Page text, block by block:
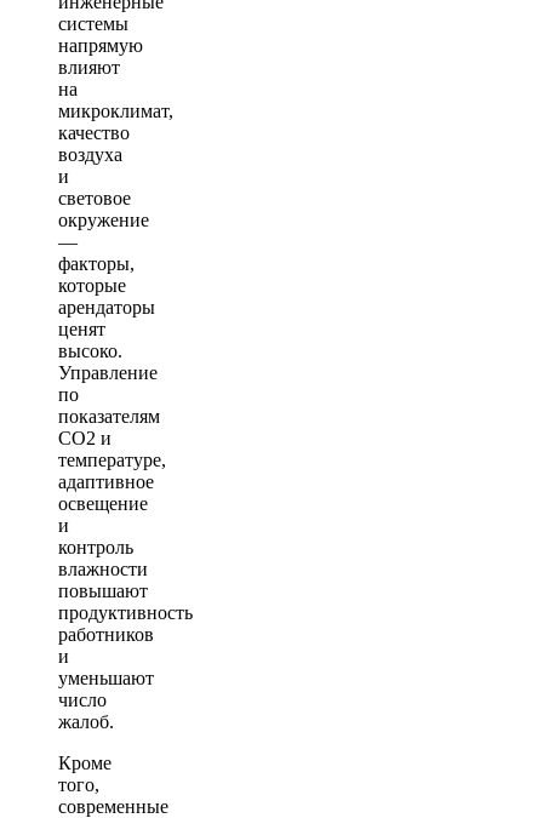
системы
напрямую
влияют
на
микроклимат,
качество
воздуха
и
световое
окружение
—
факторы,
которые
арендаторы
ценят
высоко.
Управление
по
показателям
CO2 и
температуре,
адаптивное
освещение
и
контроль
влажности
повышают
продуктивность
работников
и
уменьшают
число
жалоб.
Кроме
того,
современные